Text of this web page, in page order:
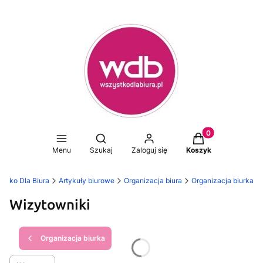
Menu
Otwórz wyszukiwarkę
Szukaj Zaloguj się
Produkty w
Koszyk
Dla Biura Artykuły biurowe Organizacja biura Organizacja biurka
Wizytowniki
Organizacja biurka